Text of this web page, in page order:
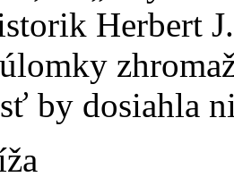
Herbert
by dosiahla